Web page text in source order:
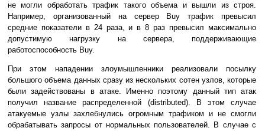
не могли обработать трафик такого объема и вышли из строя.
Например, организованный на сервер Buy трафик превысил
средние показатели в 24 раза, и в 8 раз превысил максимально
допустимую нагрузку на сервера, поддерживающие
работоспособность Buy.
При этом нападении злоумышленники реализовали посылку
большого объема данных сразу из нескольких сотен узлов, которые
были задействованы в атаке. Именно поэтому данный тип атак
получил название распределенной (distributed). В этом случае
атакуемые узлы захлебнулись огромным трафиком и не смогли
обрабатывать запросы от нормальных пользователей. В случае с